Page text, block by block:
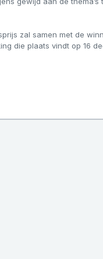
zal samen met de
die plaats vindt op 16